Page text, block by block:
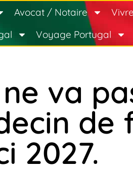
Avocat / Notaire
Voyage Portugal
va
de
2027.